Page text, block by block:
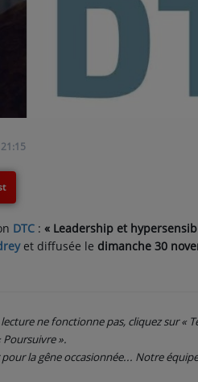
DTC : « Leadership et
et diffusée le dimanche 30
ne fonctionne pas, cliquez sur «
Poursuivre ».
pour la gêne occasionnée... Notre